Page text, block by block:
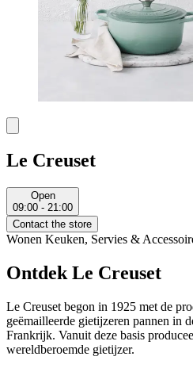
Le Creuset
Open
09:00 - 21:00
Contact the store
Wonen Keuken, Servies &
Ontdek Le Creuset
Le Creuset begon in 1925 met de
geëmailleerde gietijzeren pannen in
Frankrijk. Vanuit deze basis
wereldberoemde gietijzer.